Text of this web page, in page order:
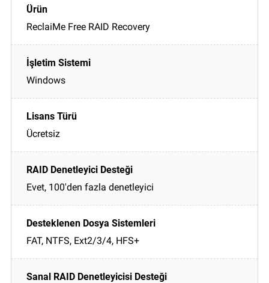
ReclaiMe Free RAID Recovery
Windows
Ücretsiz
Evet, 100'den fazla denetleyici
FAT, NTFS, Ext2/3/4, HFS+